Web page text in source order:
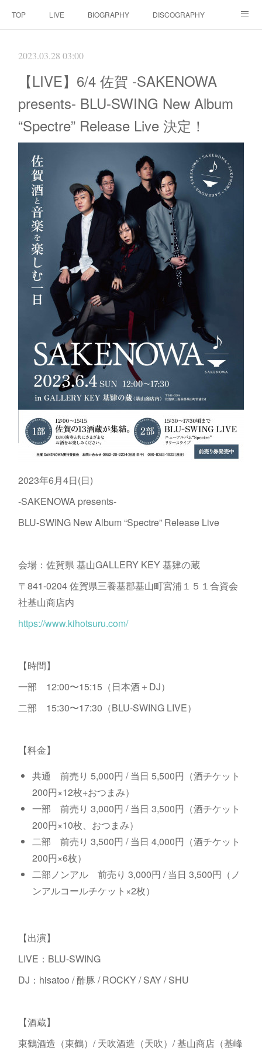
TOP LIVE BIOGRAPHY DISCOGRAPHY
2023.03.28 03:00
【LIVE】6/4 佐賀 -SAKENOWA
presents- BLU-SWING New Album
“Spectre” Release Live 決定！
2023年6月4日(日)
-SAKENOWA presents-
BLU-SWING New Album “Spectre” Release Live
会場：佐賀県 基山GALLERY KEY 基肄の蔵
〒841-0204 佐賀県三養基郡基山町宮浦１５１合資会
社基山商店内
https://www.kihotsuru.com/
【時間】
一部 12:00〜15:15（日本酒＋DJ）
二部 15:30〜17:30（BLU-SWING LIVE）
【料金】
共通 前売り 5,000円 / 当日 5,500円（酒チケット
200円×12枚+おつまみ）
一部 前売り 3,000円 / 当日 3,500円（酒チケット
200円×10枚、おつまみ）
二部 前売り 3,500円 / 当日 4,000円（酒チケット
200円×6枚）
二部ノンアル 前売り 3,000円 / 当日 3,500円（ノ
ンアルコールチケット×2枚）
【出演】
LIVE：BLU-SWING
DJ：hisatoo / 酢豚 / ROCKY / SAY / SHU
【酒蔵】
東鶴酒造（東鶴）/ 天吹酒造（天吹）/ 基山商店（基峰